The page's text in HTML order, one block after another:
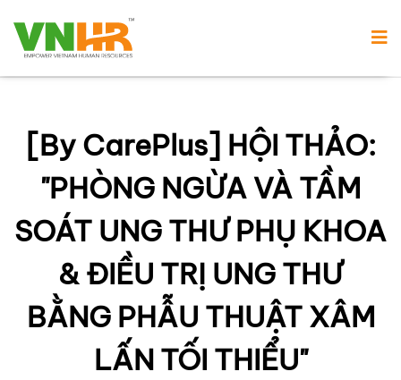
[By CarePlus] HỘI THẢO:
"PHÒNG NGỪA VÀ TẦM
SOÁT UNG THƯ PHỤ KHOA
& ĐIỀU TRỊ UNG THƯ
BẰNG PHẪU THUẬT XÂM
LẤN TỐI THIỂU"